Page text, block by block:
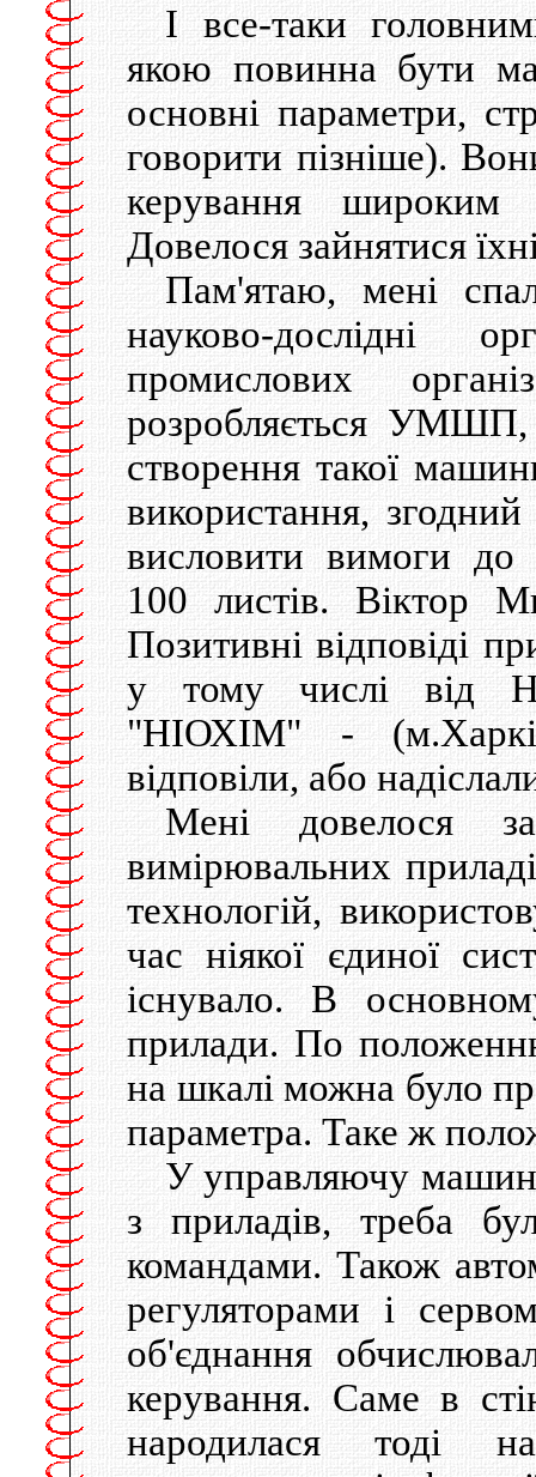
І все-таки
якою повинна бути
основні параметри,
говорити пізніше).
керування широким
Довелося зайнятися
Пам'ятаю, мені
науково-дослідні
промислових
розробляється
створення такої
використання,
висловити вимоги
100 листів. Віктор
Позитивні відповіді
у тому числі від
"НІОХІМ" -
відповіли, або
Мені довелося
вимірювальних
технологій,
час ніякої єдиної
існувало. В
прилади. По
на шкалі можна було
параметра. Таке ж
У управляючу
з приладів, треба
командами. Також
регуляторами і
об'єднання
керування. Саме в
народилася тоді